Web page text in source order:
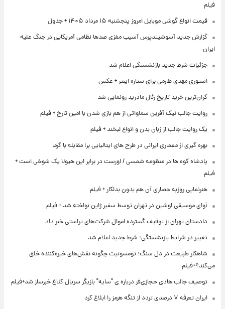
فیلم
قیمت انواع گوشی موبایل امروز پنجشنبه ۱۵ مرداد ۱۴۰۵ + جدول
گزارش جدید آسوشیتدپرس آسیب مغزی صدها نظامی آمریکایی در جنگ علیه
ایران
جزئیات شرط جدید بازنشستگی اعلام شد
استوری مهدی طارمی برای ستاره اینتر + عکس
گران‌ترین خرید تاریخ رئال مادرید رونمایی شد
روایت جالب نیک آفرین سماواتی از هم بازی شدن با امین تارخ + فیلم
یک روایت جالب از زبان بدن و انواع لبخند + فیلم
بهره گیری از معماری ایرانی در طرح های ایتالیایی برا مقابله با گرما
پادشاه کوه ها در منظومه شمسی / اورست در برابر این هیولا یک شوخی است +
فیلم
هنرنمایی روزبه حصاری آن هم بدون بدلکار + فیلم
آوای موسیقی اوشین در تهران توسط سفیر ژاپن نواخته شد + فیلم
دادستان تهران از توقیف گسترده اموال شرکت‌های تراستی خبر داد
تغییر در شرایط بازنشستگی؛ شرط جدید اعلام شد
شاهکار طبیعت در دل سنگ؛ تومسونیت چگونه نقش‌های خیره‌کننده خلق
می‌کند؟+فیلم
توصیف جالب هادی حجازی‌فر درباره ی "سایه" بازیگر سریال کلاغ خبرساز شد+فیلم
ایران تعرفه ۷ درصدی تردد از تنگه هرمز را ابلاغ کرد